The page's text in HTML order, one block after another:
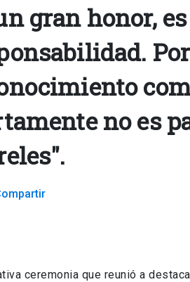
gran honor,
no es
ceremonia que reunió a